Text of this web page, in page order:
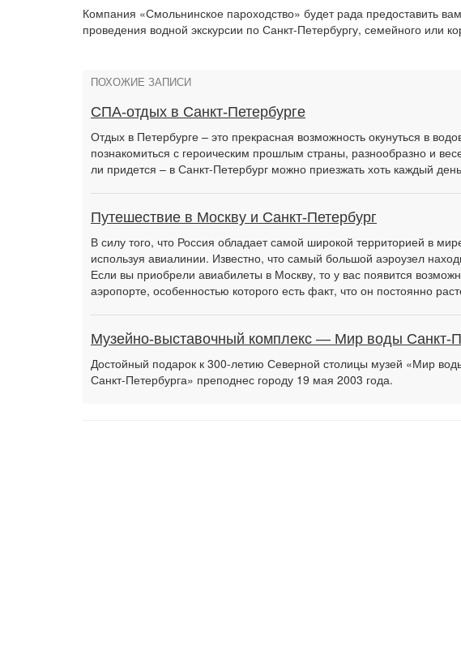
Компания «Смольнинское пароходство» будет рада предоставить вам
проведения водной экскурсии по Санкт-Петербургу, семейного или
ПОХОЖИЕ ЗАПИСИ
СПА-отдых в Санкт-Петербурге
Отдых в Петербурге – это прекрасная возможность окунуться в
познакомиться с героическим прошлым страны, разнообразно и
ли придется – в Санкт-Петербург можно приезжать хоть каждый
Путешествие в Москву и Санкт-Петербург
В силу того, что Россия обладает самой широкой территорией в
используя авиалинии. Известно, что самый большой аэроузел
Если вы приобрели авиабилеты в Москву, то у вас появится
аэропорте, особенностью которого есть факт, что он постоянно
Музейно-выставочный комплекс — Мир воды Санкт-
Достойный подарок к 300-летию Северной столицы музей «Мир
Санкт-Петербурга» преподнес городу 19 мая 2003 года.